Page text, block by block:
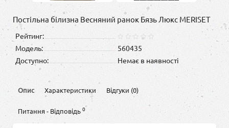
Постільна білизна Весняний ранок Бязь Люкс MERISET
Рейтинг:
Модель:
560435
Доступно:
Немає в наявності
Опис Характеристики Відгуки (0)
Питання - Відповідь 0